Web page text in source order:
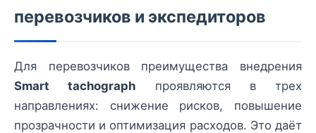
перевозчиков и экспедиторов
Для перевозчиков преимущества внедрения
Smart tachograph проявляются в трех
направлениях: снижение рисков, повышение
прозрачности и оптимизация расходов. Это даёт